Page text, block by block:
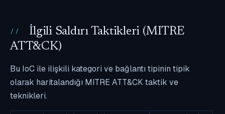
İlgili Saldırı Taktikleri (MITRE
ATT&CK)
Bu IoC ile ilişkili kategori ve bağlantı tipinin tipik
olarak haritalandığı MITRE ATT&CK taktik ve
teknikleri.